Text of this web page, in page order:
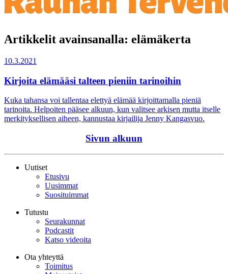
Artikkelit avainsanalla: elämäkerta
10.3.2021
Kirjoita elämääsi talteen pieniin tarinoihin
Kuka tahansa voi tallentaa elettyä elämää kirjoittamalla pieniä
tarinoita. Helpoiten pääsee alkuun, kun valitsee arkisen mutta itselle
merkityksellisen aiheen, kannustaa kirjailija Jenny Kangasvuo.
Sivun alkuun
Uutiset
Etusivu
Uusimmat
Suosituimmat
Tutustu
Seurakunnat
Podcastit
Katso videoita
Ota yhteyttä
Toimitus